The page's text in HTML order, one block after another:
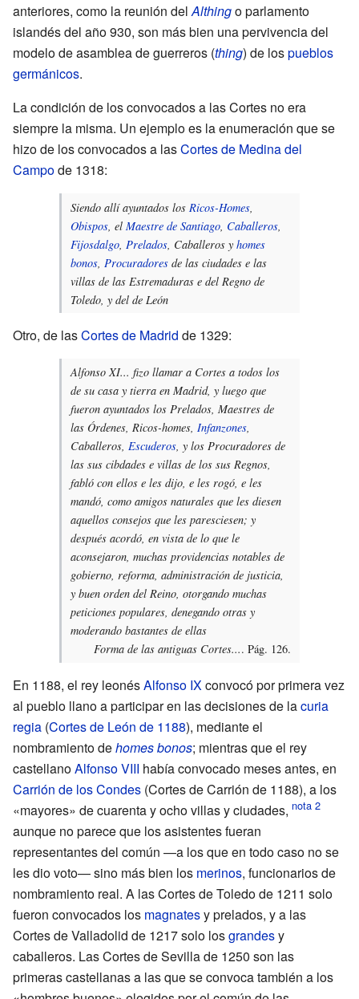
anteriores, como la reunión delAlthingo parlamento
islandés del año 930, son más bien una pervivencia del
modelo de asamblea de guerreros (thing) de lospueblos
germánicos.
La condición de los convocados a las Cortes no era
siempre la misma. Un ejemplo es la enumeración que se
hizo de los convocados a lasCortes de Medina del
Campode 1318:
Siendo allí ayuntados los Ricos-Homes
Obispos , elMaestre de Santiago Caballeros
Fijosdalgo Prelados , Caballeros yhomes
bonos Procuradores de las ciudades e las
villas de las Estremaduras e del Regno de
Toledo, y del de León
Otro, de lasCortes de Madrid de 1329:
Alfonso XI... fizo llamar a Cortes a todos los
de su casa y tierra en Madrid, y luego que
fueron ayuntados los Prelados, Maestres de
las Órdenes, Ricos-homes,Infanzones,
Caballeros,Escuderos, y los Procuradores de
las sus cibdades e villas de los sus Regnos,
fabló con ellos e les dijo, e les rogó, e les
mandó, como amigos naturales que les diesen
aquellos consejos que les paresciesen; y
después acordó, en vista de lo que le
aconsejaron, muchas providencias notables de
gobierno, reforma, administración de justicia,
y buen orden del Reino, otorgando muchas
peticiones populares, denegando otras y
moderando bastantes de ellas
Forma de las antiguas Cortes.... Pág. 126.
En 1188, el rey leonésAlfonso IXconvocó por primera vez
al pueblo llano a participar en las decisiones de lacuria
regia (Cortes de León de 1188), mediante el
nombramiento dehomes bonos; mientras que el rey
castellanoAlfonso VIII había convocado meses antes, en
Carrión de los Condes (Cortes de Carrión de 1188), a los
«mayores» de cuarenta y ocho villas y ciudades,
aunque no parece que los asistentes fueran
representantes del común —a los que en todo caso no se
les dio voto— sino más bien los merinos, funcionarios de
nombramiento real. A lasCortes de Toledo de 1211 solo
fueron convocados los magnatesy prelados, y a las
Cortes de Valladolid de 1217solo losgrandesy
caballeros. LasCortes de Sevilla de 1250 son las
primeras castellanas a las que se convoca también a los